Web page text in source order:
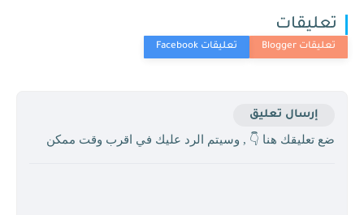
تعليقات
إرسال تعليق
ضع تعليقك هنا 👇 , وسيتم الرد عليك في اقرب وقت ممكن